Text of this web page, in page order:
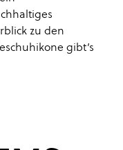
zu den
gibt’s